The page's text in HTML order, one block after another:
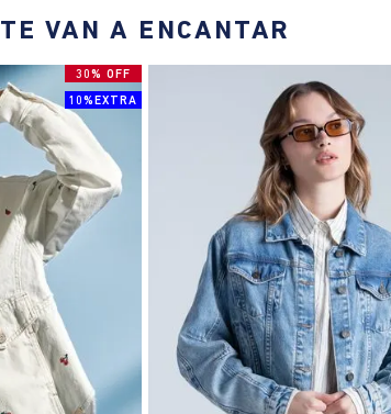
TE VAN A ENCANTAR
30% OFF
10%EXTRA